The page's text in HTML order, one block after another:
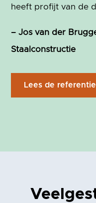
heeft profijt van de
– Jos van der
Staalconstructie
Lees de referentie